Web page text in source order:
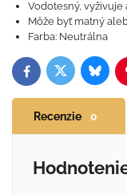
Vodotesný, vyživuje
Môže byť matný
Farba: Neutrálna
FacebookTwitter
Recenzie 0